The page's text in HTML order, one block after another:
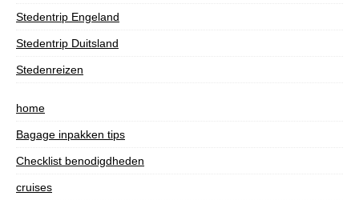
Stedentrip Engeland
Stedentrip Duitsland
Stedenreizen
home
Bagage inpakken tips
Checklist benodigdheden
cruises